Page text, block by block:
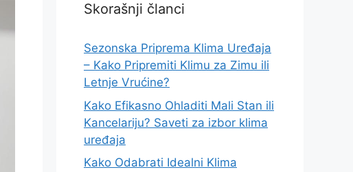
Skorašnji članci
Sezonska Priprema Klima Uređaja
– Kako Pripremiti Klimu za Zimu ili
Letnje Vrućine?
Kako Efikasno Ohladiti Mali Stan ili
Kancelariju? Saveti za izbor klima
uređaja
Kako Odabrati Idealni Klima